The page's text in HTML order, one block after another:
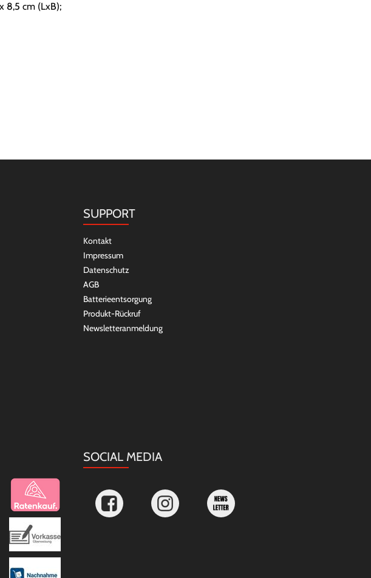
8,5 cm (LxB);
SUPPORT
Kontakt
Impressum
Datenschutz
AGB
Batterieentsorgung
Produkt-Rückruf
Newsletteranmeldung
SOCIAL MEDIA